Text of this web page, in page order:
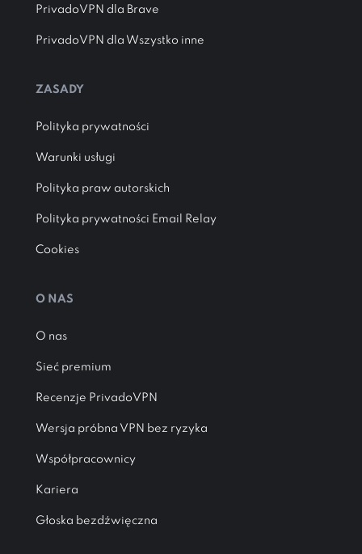
PrivadoVPN dla Brave
PrivadoVPN dla Wszystko inne
ZASADY
Polityka prywatności
Warunki usługi
Polityka praw autorskich
Polityka prywatności Email Relay
Cookies
O NAS
O nas
Sieć premium
Recenzje PrivadoVPN
Wersja próbna VPN bez ryzyka
Współpracownicy
Kariera
Głoska bezdźwięczna